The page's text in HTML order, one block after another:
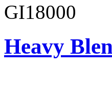
GI18000
Heavy